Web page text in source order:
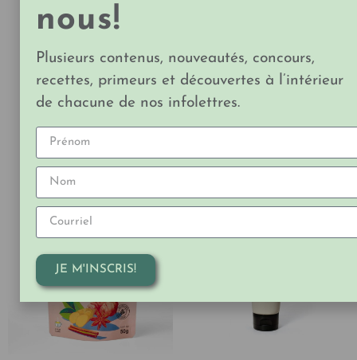
Crème musculaire Coeurs de chanvre
nous!
Plusieurs contenus, nouveautés, concours,
recettes, primeurs et découvertes à l’intérieur
de chacune de nos infolettres.
JE M'INSCRIS!